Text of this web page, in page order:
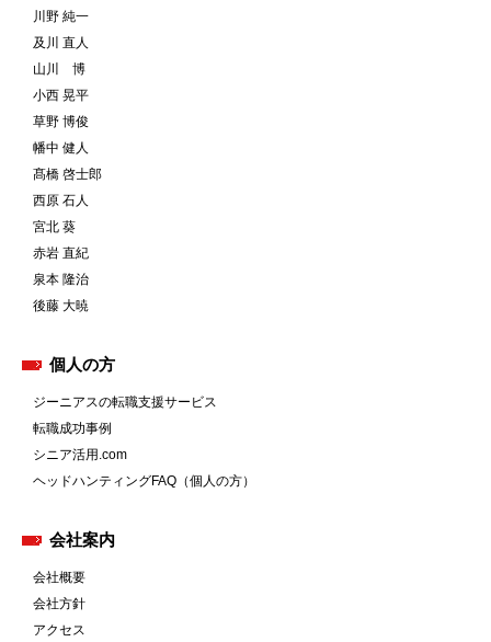
川野 純一
及川 直人
山川 博
小西 晃平
草野 博俊
幡中 健人
髙橋 啓士郎
西原 石人
宮北 葵
赤岩 直紀
泉本 隆治
後藤 大暁
個人の方
ジーニアスの転職支援サービス
転職成功事例
シニア活用.com
ヘッドハンティングFAQ（個人の方）
会社案内
会社概要
会社方針
アクセス